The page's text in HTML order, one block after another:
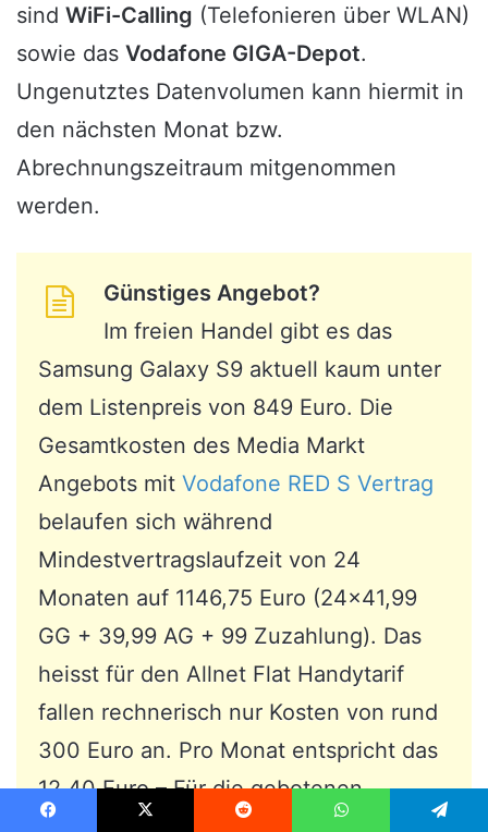
sind WiFi-Calling (Telefonieren über WLAN)
sowie das Vodafone GIGA-Depot.
Ungenutztes Datenvolumen kann hiermit in
den nächsten Monat bzw.
Abrechnungszeitraum mitgenommen
werden.
Günstiges Angebot?
Im freien Handel gibt es das
Samsung Galaxy S9 aktuell kaum unter
dem Listenpreis von 849 Euro. Die
Gesamtkosten des Media Markt
Angebots mit Vodafone RED S Vertrag
belaufen sich während
Mindestvertragslaufzeit von 24
Monaten auf 1146,75 Euro (24×41,99
GG + 39,99 AG + 99 Zuzahlung). Das
heisst für den Allnet Flat Handytarif
fallen rechnerisch nur Kosten von rund
300 Euro an. Pro Monat entspricht das
12,40 Euro – Für die gebotenen
Vertragsleistungen durchaus ein gutes